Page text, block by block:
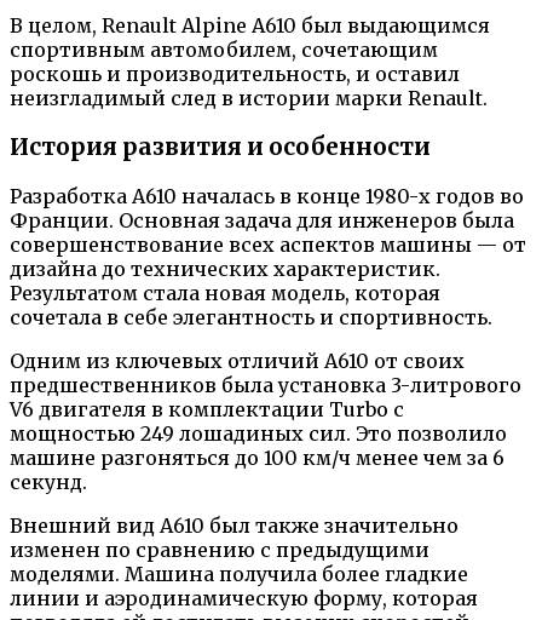
В целом, Renault Alpine A610 был выдающимся
спортивным автомобилем, сочетающим
роскошь и производительность, и оставил
неизгладимый след в истории марки Renault.
История развития и особенности
Разработка A610 началась в конце 1980-х годов во
Франции. Основная задача для инженеров была
совершенствование всех аспектов машины — от
дизайна до технических характеристик.
Результатом стала новая модель, которая
сочетала в себе элегантность и спортивность.
Одним из ключевых отличий А610 от своих
предшественников была установка 3-литрового
V6 двигателя в комплектации Turbo с
мощностью 249 лошадиных сил. Это позволило
машине разгоняться до 100 км/ч менее чем за 6
секунд.
Внешний вид А610 был также значительно
изменен по сравнению с предыдущими
моделями. Машина получила более гладкие
линии и аэродинамическую форму, которая